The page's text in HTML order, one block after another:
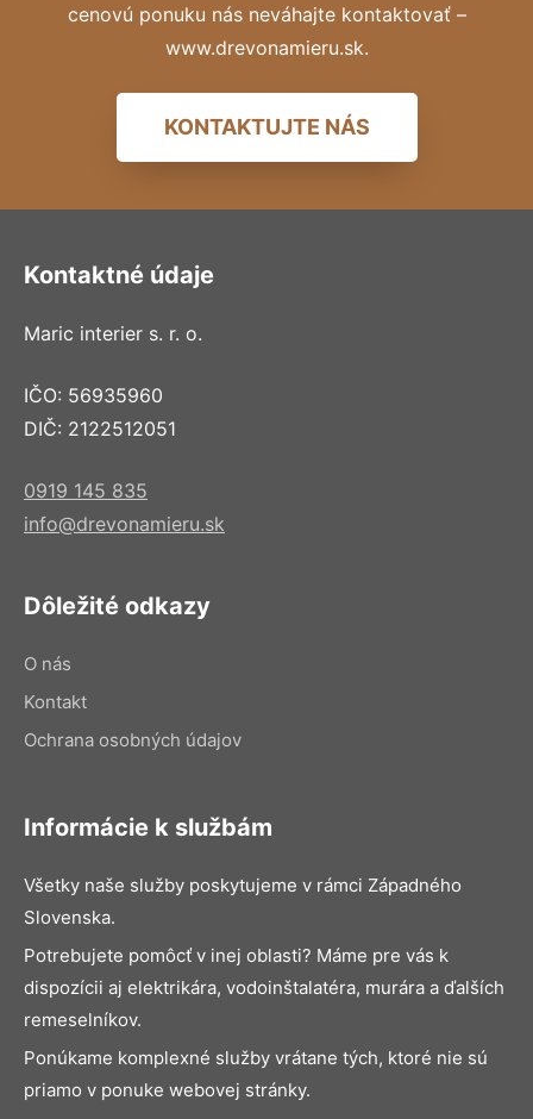
cenovú ponuku nás neváhajte kontaktovať –
www.drevonamieru.sk.
KONTAKTUJTE NÁS
Kontaktné údaje
Maric interier s. r. o.
IČO: 56935960
DIČ: 2122512051
0919 145 835
info@drevonamieru.sk
Dôležité odkazy
O nás
Kontakt
Ochrana osobných údajov
Informácie k službám
Všetky naše služby poskytujeme v rámci Západného
Slovenska.
Potrebujete pomôcť v inej oblasti? Máme pre vás k
dispozícii aj elektrikára, vodoinštalatéra, murára a ďalších
remeselníkov.
Ponúkame komplexné služby vrátane tých, ktoré nie sú
priamo v ponuke webovej stránky.